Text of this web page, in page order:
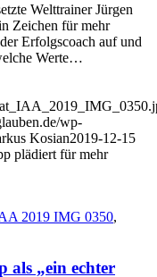
Welttrainer Jürgen
Zeichen für mehr
Erfolgscoach auf und
Werte…
wp-
Kosian2019-12-15
plädiert für mehr
2019 IMG 0350,
als „ein echter